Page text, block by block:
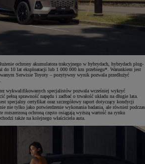
ochrony akumulatora trakcyjnego w hybrydach, hybrydach plug-
do 10 lat eksploatacji lub 1 000 000 km przebiegu*. Warunkiem jest
Serwisie Toyoty – pozytywny wynik pozwala przedłużyć
wykwalifikowanych specjalistów pozwala wcześniej wykryć
pełną sprawność napędu i zadbać o trwałość układu na długie lata.
specjalny certyfikat oraz szczegółowy raport dotyczący kondycji
nie tylko jako potwierdzenie wykonania badania, ale również podczas
rozszerzoną ochroną często osiągają wyższą wartość na rynku
także na kolejnego właściciela auta.